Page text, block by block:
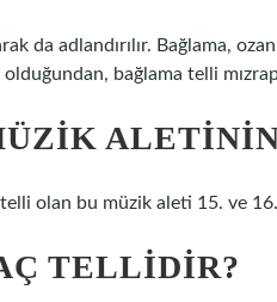
da adlandırılır. Bağlama,
bağlama telli
olan bu müzik aleti 15. ve
TELLIDIR?